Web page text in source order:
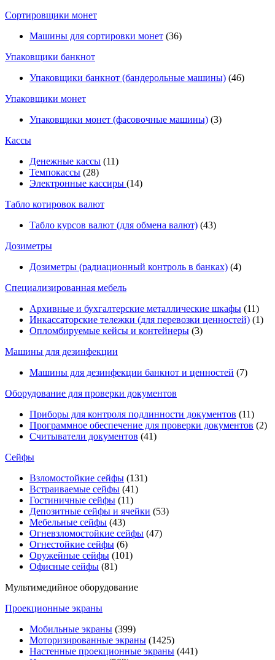
Сортировщики монет
Машины для сортировки монет (36)
Упаковщики банкнот
Упаковщики банкнот (бандерольные машины) (46)
Упаковщики монет
Упаковщики монет (фасовочные машины) (3)
Кассы
Денежные кассы (11)
Темпокассы (28)
Электронные кассиры (14)
Табло котировок валют
Табло курсов валют (для обмена валют) (43)
Дозиметры
Дозиметры (радиационный контроль в банках) (4)
Специализированная мебель
Архивные и бухгалтерские металлические шкафы (11)
Инкассаторские тележки (для перевозки ценностей) (1)
Опломбируемые кейсы и контейнеры (3)
Машины для дезинфекции
Машины для дезинфекции банкнот и ценностей (7)
Оборудование для проверки документов
Приборы для контроля подлинности документов (11)
Программное обеспечение для проверки документов (2)
Считыватели документов (41)
Сейфы
Взломостойкие сейфы (131)
Встраиваемые сейфы (41)
Гостиничные сейфы (11)
Депозитные сейфы и ячейки (53)
Мебельные сейфы (43)
Огневзломостойкие сейфы (47)
Огнестойкие сейфы (6)
Оружейные сейфы (101)
Офисные сейфы (81)
Мультимедийное оборудование
Проекционные экраны
Мобильные экраны (399)
Моторизированные экраны (1425)
Настенные проекционные экраны (441)